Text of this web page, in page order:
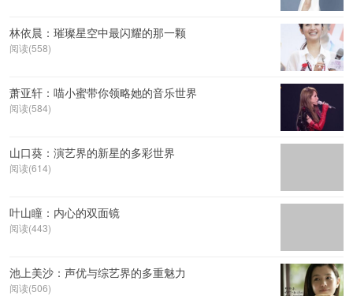
林依晨：璀璨星空中最闪耀的那一颗
阅读(558)
萧亚轩：喵小蜜带你领略她的音乐世界
阅读(584)
山口葵：演艺界的新星的多彩世界
阅读(614)
叶山瞳：内心的双面镜
阅读(443)
池上美沙：声优与综艺界的多重魅力
阅读(506)